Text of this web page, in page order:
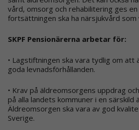
vård, omsorg och rehabilitering ges
fortsättningen ska ha närsjukvård som
SKPF Pensionärerna arbetar för:
• Lagstiftningen ska vara tydlig om att
goda levnadsförhållanden.
• Krav på äldreomsorgens uppdrag
på alla landets kommuner i en särskild
Äldreomsorgen ska vara av god
Sverige.